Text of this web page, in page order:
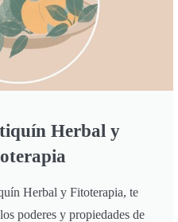
Herbal y
Herbal y Fitoterapia, te
poderes y propiedades de